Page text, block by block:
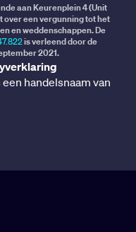
aan Keurenplein 4 (Unit
over een vergunning tot het
en weddenschappen. De
is verleend door de
2021.
handelsnaam van